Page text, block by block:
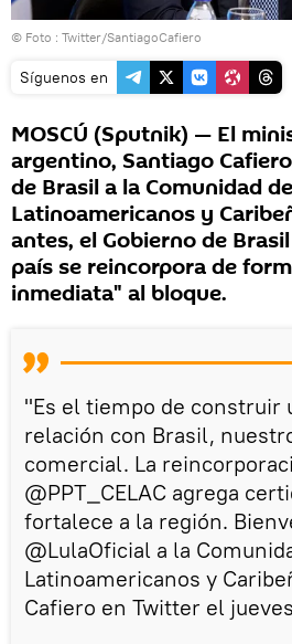
© Foto : Twitter/SantiagoCafiero
Síguenos en
MOSCÚ (Sputnik) — El
argentino, Santiago
de Brasil a la Comunidad
Latinoamericanos y
antes, el Gobierno de
país se reincorpora de
inmediata" al bloque.
"Es el tiempo de construir
relación con Brasil,
comercial. La
@PPT_CELAC agrega
fortalece a la región.
@LulaOficial a la
Latinoamericanos y
Cafiero en Twitter el